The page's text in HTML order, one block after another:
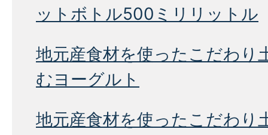
ットボトル500ミリリットル
地元産食材を使ったこだわり
むヨーグルト
地元産食材を使ったこだわり